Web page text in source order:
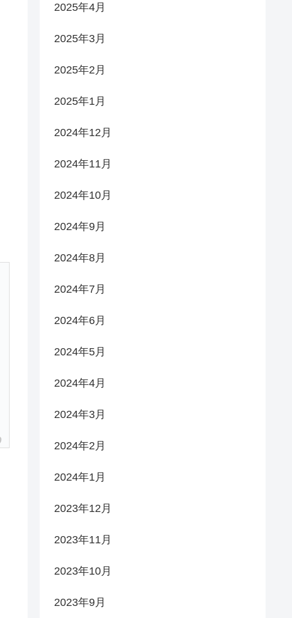
2025年4月
2025年3月
2025年2月
2025年1月
2024年12月
2024年11月
2024年10月
2024年9月
2024年8月
2024年7月
2024年6月
2024年5月
2024年4月
2024年3月
2024年2月
2024年1月
2023年12月
2023年11月
2023年10月
2023年9月